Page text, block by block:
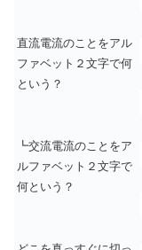
直流電流のことをアル
ファベット２文字で何
という？
┗交流電流のことをア
ルファベット２文字で
何という？